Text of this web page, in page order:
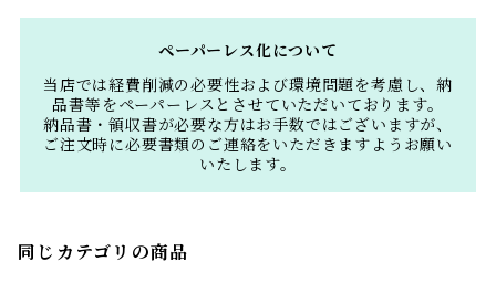
ペーパーレス化について
当店では経費削減の必要性および環境問題を考慮し、納
品書等をペーパーレスとさせていただいております。
納品書・領収書が必要な方はお手数ではございますが、
ご注文時に必要書類のご連絡をいただきますようお願い
いたします。
同じカテゴリの商品